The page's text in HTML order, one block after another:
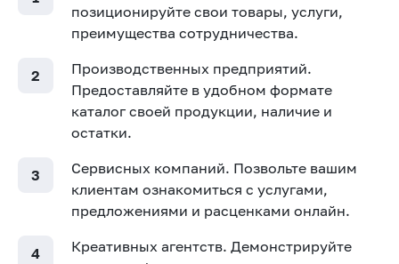
позиционируйте свои товары, услуги,
преимущества сотрудничества.
Производственных предприятий.
Предоставляйте в удобном формате
каталог своей продукции, наличие и
остатки.
Сервисных компаний. Позвольте вашим
клиентам ознакомиться с услугами,
предложениями и расценками онлайн.
Креативных агентств. Демонстрируйте